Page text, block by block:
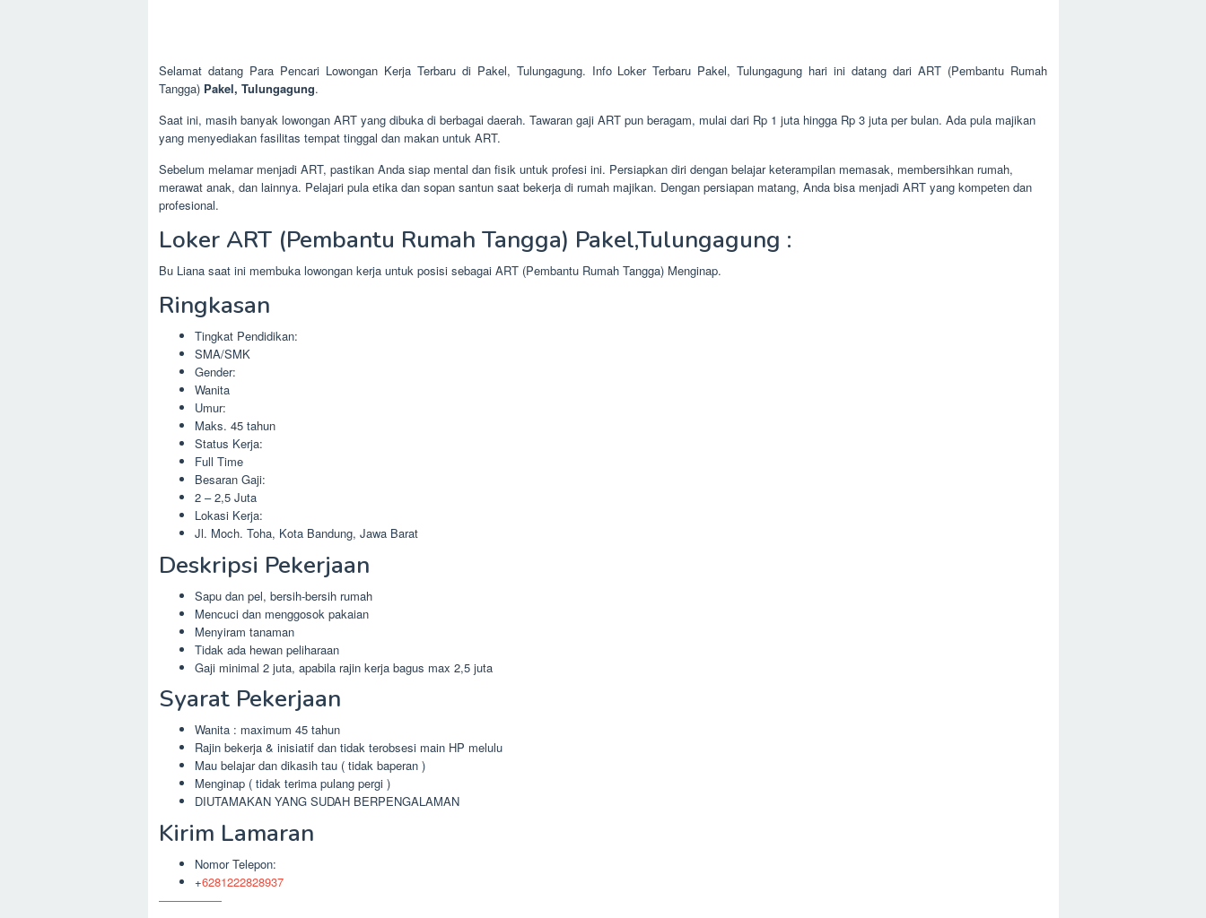
Selamat datang Para Pencari Lowongan Kerja Terbaru di Pakel, Tulungagung. Info Loker Terbaru Pakel, Tulungagung hari ini datang dari ART (Pembantu Rumah
Tangga) Pakel, Tulungagung.
Saat ini, masih banyak lowongan ART yang dibuka di berbagai daerah. Tawaran gaji ART pun beragam, mulai dari Rp 1 juta hingga Rp 3 juta per bulan. Ada pula majikan
yang menyediakan fasilitas tempat tinggal dan makan untuk ART.
Sebelum melamar menjadi ART, pastikan Anda siap mental dan fisik untuk profesi ini. Persiapkan diri dengan belajar keterampilan memasak, membersihkan rumah,
merawat anak, dan lainnya. Pelajari pula etika dan sopan santun saat bekerja di rumah majikan. Dengan persiapan matang, Anda bisa menjadi ART yang kompeten dan
profesional.
Loker ART (Pembantu Rumah Tangga) Pakel,Tulungagung :
Bu Liana saat ini membuka lowongan kerja untuk posisi sebagai ART (Pembantu Rumah Tangga) Menginap.
Ringkasan
Tingkat Pendidikan:
SMA/SMK
Gender:
Wanita
Umur:
Maks. 45 tahun
Status Kerja:
Full Time
Besaran Gaji:
2 – 2,5 Juta
Lokasi Kerja:
Jl. Moch. Toha, Kota Bandung, Jawa Barat
Deskripsi Pekerjaan
Sapu dan pel, bersih-bersih rumah
Mencuci dan menggosok pakaian
Menyiram tanaman
Tidak ada hewan peliharaan
Gaji minimal 2 juta, apabila rajin kerja bagus max 2,5 juta
Syarat Pekerjaan
Wanita : maximum 45 tahun
Rajin bekerja & inisiatif dan tidak terobsesi main HP melulu
Mau belajar dan dikasih tau ( tidak baperan )
Menginap ( tidak terima pulang pergi )
DIUTAMAKAN YANG SUDAH BERPENGALAMAN
Kirim Lamaran
Nomor Telepon:
+6281222828937